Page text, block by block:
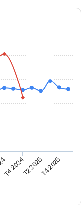
T4 2024T2 2025T4 2025